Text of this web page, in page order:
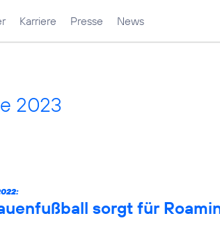
Karriere Presse News
2023
sorgt für